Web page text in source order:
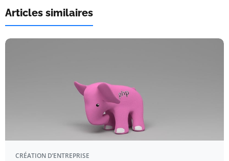
Articles similaires
CRÉATION D’ENTREPRISE